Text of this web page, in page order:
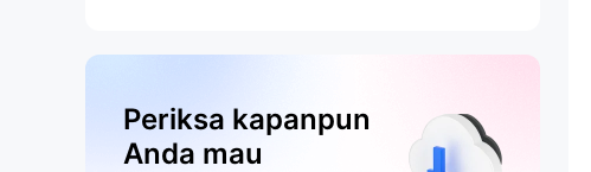
Periksa kapanpun
Anda mau